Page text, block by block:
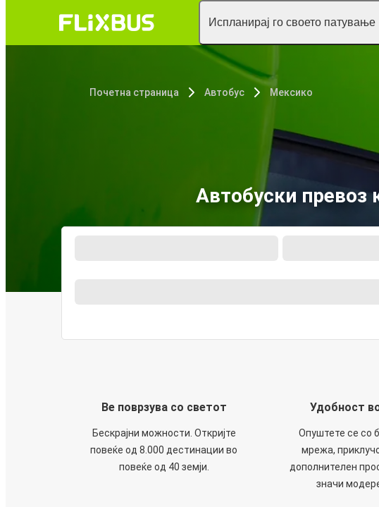
Испланирај го своето патување
Почетна страница Автобус Мексико
Автобуски превоз
Ве поврзува со светот
Бескрајни можности. Откријте
повеќе од 8.000 дестинации во
повеќе од 40 земји.
Удобност
Опуштете се со
мрежа,
дополнителен
значи